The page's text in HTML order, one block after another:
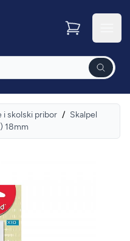
i skolski pribor / Skalpel
18mm